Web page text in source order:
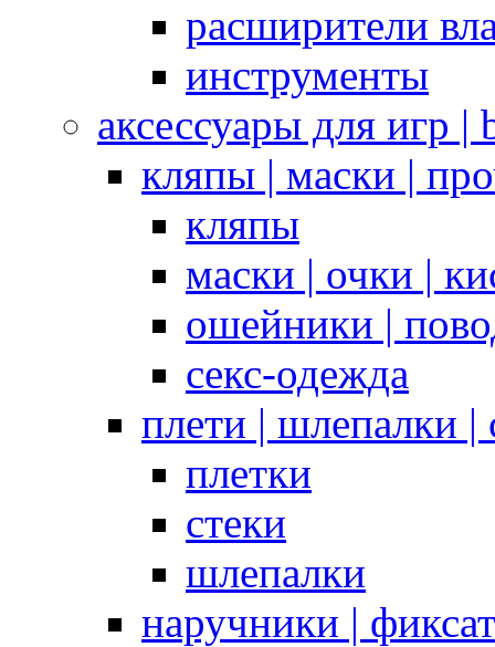
расширители
инструменты
аксессуары для игр |
кляпы | маски |
кляпы
маски | очки |
ошейники |
секс-одежда
плети | шлепалки |
плетки
стеки
шлепалки
наручники |